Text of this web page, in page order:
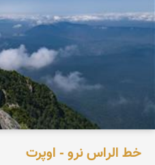
خط الراس نرو - اوپرت